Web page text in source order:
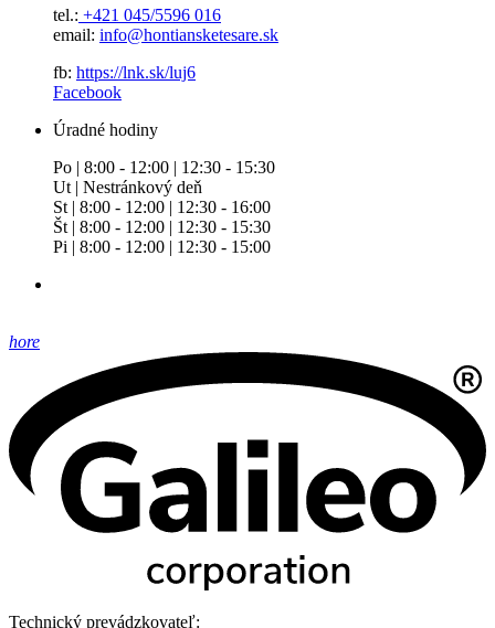
tel.: +421 045/5596 016
email: info@hontiansketesare.sk
fb: https://lnk.sk/luj6
Facebook
Úradné hodiny
Po | 8:00 - 12:00 | 12:30 - 15:30
Ut | Nestránkový deň
St | 8:00 - 12:00 | 12:30 - 16:00
Št | 8:00 - 12:00 | 12:30 - 15:30
Pi | 8:00 - 12:00 | 12:30 - 15:00
hore
Technický prevádzkovateľ: